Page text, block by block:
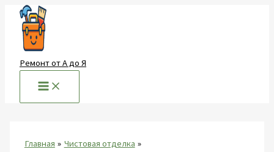
Перейти
содержимому
Ремонт от А до Я
Главная
Чистовая отделка